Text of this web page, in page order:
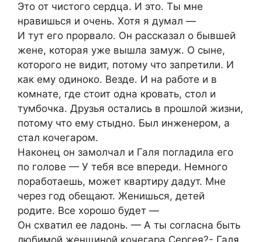
Это от чистого сердца. И это. Ты мне
нравишься и очень. Хотя я думал —
И тут его прорвало. Он рассказал о бывшей
жене, которая уже вышла замуж. О сыне,
которого не видит, потому что запретили. И
как ему одиноко. Везде. И на работе и в
комнате, где стоит одна кровать, стол и
тумбочка. Друзья остались в прошлой жизни,
потому что ему стыдно. Был инженером, а
стал кочегаром.
Наконец он замолчал и Галя погладила его
по голове — У тебя все впереди. Немного
поработаешь, может квартиру дадут. Мне
через год обещают. Женишься, детей
родите. Все хорошо будет —
Он схватил ее ладонь. — А ты согласна быть